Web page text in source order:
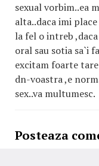
sexual vorbim..ea
alta..daca imi
la fel o intreb
oral sau sotia sa`i
excitam foarte
dn-voastra ,e
sex..va multumesc.
Posteaza